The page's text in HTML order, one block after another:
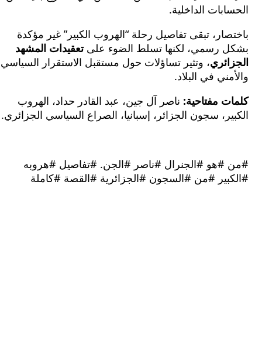
الداخلية.
تبقى تفاصيل رحلة “الهروب الكبير” غير مؤكدة
رسمي، لكنها تسلط الضوء علىتعقيدات المشهد
، وتثير تساؤلات حول مستقبل الاستقرار السياسي
في البلاد.
مفتاحية:ناصر آل جين، عبد القادر حداد، الهروب
سجون الجزائر، إسبانيا، الصراع السياسي الجزائري.
#الجنرال #ناصر #الجن. #تفاصيل #هروبه
#من #السجون #الجزائرية #القصة #كاملة